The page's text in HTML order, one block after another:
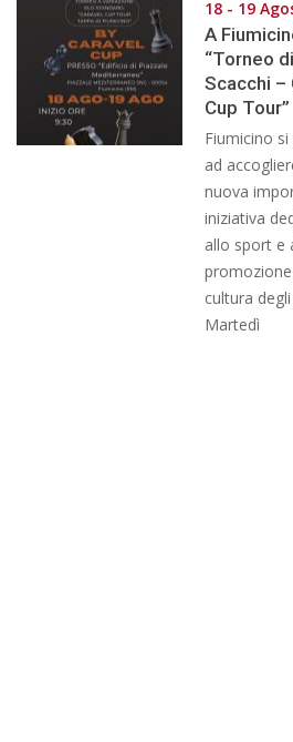
18 - 19
A
“Torneo di
Scacchi –
Cup Tour”
Fiumicino
ad
nuova
iniziativa
allo sport e
cultura
Martedì